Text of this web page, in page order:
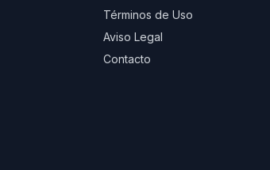
Términos de Uso
Aviso Legal
Contacto